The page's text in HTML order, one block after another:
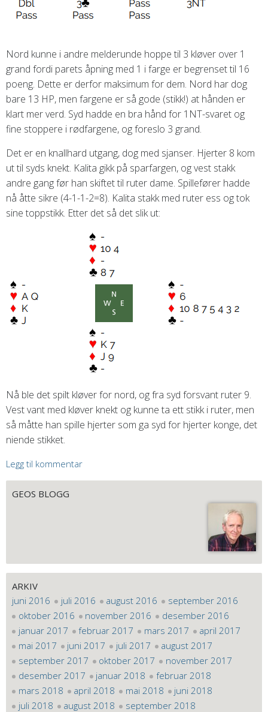
Nord kunne i andre melderunde hoppe til 3 kløver over 1
grand fordi parets åpning med 1 i farge er begrenset til 16
poeng. Dette er derfor maksimum for dem. Nord har dog
bare 13 HP, men fargene er så gode (stikk!) at hånden er
klart mer verd. Syd hadde en bra hånd for 1NT-svaret og
fine stoppere i rødfargene, og foreslo 3 grand.
Det er en knallhard utgang, dog med sjanser. Hjerter 8 kom
ut til syds knekt. Kalita gikk på sparfargen, og vest stakk
andre gang før han skiftet til ruter dame. Spillefører hadde
nå åtte sikre (4-1-1-2=8). Kalita stakk med ruter ess og tok
sine toppstikk. Etter det så det slik ut:
Nå ble det spilt kløver for nord, og fra syd forsvant ruter 9.
Vest vant med kløver knekt og kunne ta ett stikk i ruter, men
så måtte han spille hjerter som ga syd for hjerter konge, det
niende stikket.
Legg til kommentar
GEOS BLOGG
ARKIV
juni 2016
juli 2016 august 2016
september 2016
oktober 2016
november 2016
desember 2016
januar 2017
februar 2017 mars 2017
april 2017
mai 2017
juni 2017 juli 2017
august 2017
september 2017
oktober 2017
november 2017
desember 2017
januar 2018
februar 2018
mars 2018
april 2018 mai 2018
juni 2018
juli 2018
august 2018
september 2018